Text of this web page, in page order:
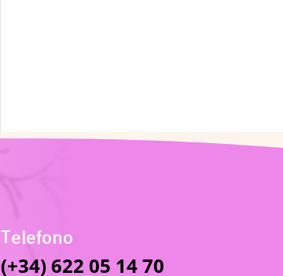
Telefono
(+34) 622 05 14 70